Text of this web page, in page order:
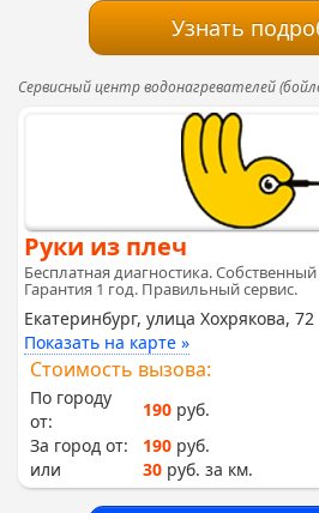
Узнать
Сервисный центр водонагревателей
Руки из плеч
Бесплатная диагностика.
Гарантия 1 год. Правильный сервис.
Екатеринбург, улица Хохрякова, 72
Показать на карте »
Стоимость вызова:
По городу
от:
190 руб.
За город от:
190 руб.
или
30 руб. за км.